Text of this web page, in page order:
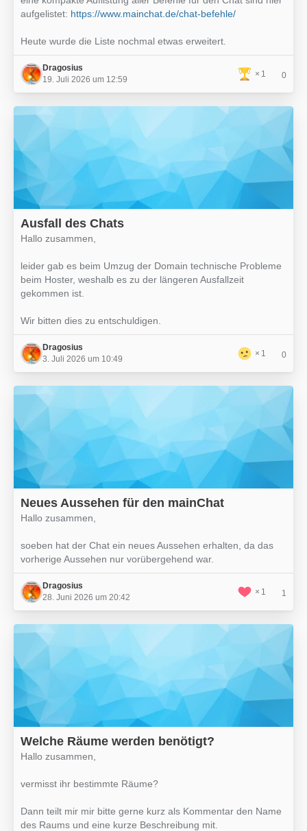
aufgelistet: https://www.mainchat.de/chat-befehle/
Heute wurde die Liste nochmal etwas erweitert.
Dragosius
19. Juli 2026 um 12:59
1 0
Ausfall des Chats
Hallo zusammen,
leider gab es beim Umzug der Domain technische Probleme
beim Hoster, weshalb es zu der längeren Ausfallzeit
gekommen ist.
Wir bitten dies zu entschuldigen.
Dragosius
3. Juli 2026 um 10:49
1 0
Neues Aussehen für den mainChat
Hallo zusammen,
soeben hat der Chat ein neues Aussehen erhalten, da das
vorherige Aussehen nur vorübergehend war.
Dragosius
28. Juni 2026 um 20:42
1 1
Welche Räume werden benötigt?
Hallo zusammen,
vermisst ihr bestimmte Räume?
Dann teilt mir mir bitte gerne kurz als Kommentar den Name
des Raums und eine kurze Beschreibung mit.